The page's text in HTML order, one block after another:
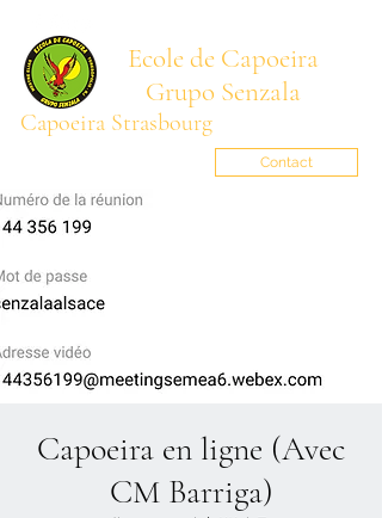
Ecole de Capoeira
Grupo Senzala
Capoeira Strasbourg
Contact
Capoeira en ligne (Avec
CM Barriga)